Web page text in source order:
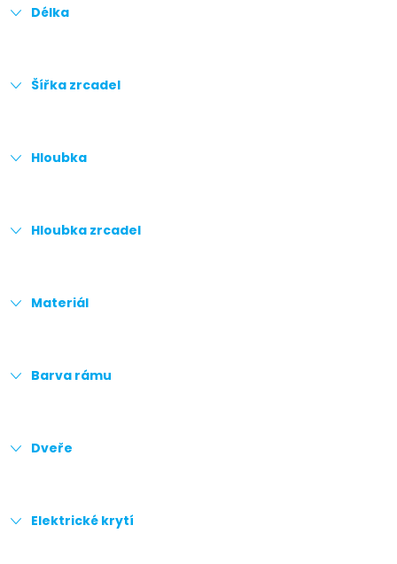
Délka
Šířka zrcadel
Hloubka
Hloubka zrcadel
Materiál
Barva rámu
Dveře
Elektrické krytí